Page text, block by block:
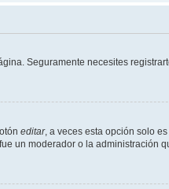
Seguramente necesites
editar, a veces esta opción solo
un moderador o la administración